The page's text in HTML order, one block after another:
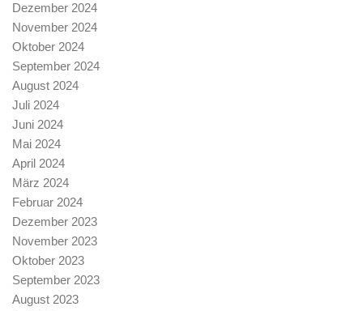
Dezember 2024
November 2024
Oktober 2024
September 2024
August 2024
Juli 2024
Juni 2024
Mai 2024
April 2024
März 2024
Februar 2024
Dezember 2023
November 2023
Oktober 2023
September 2023
August 2023